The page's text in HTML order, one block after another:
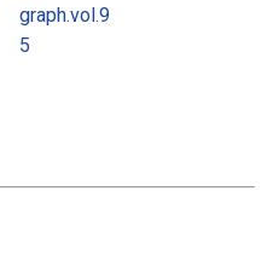
graph.vol.9
5